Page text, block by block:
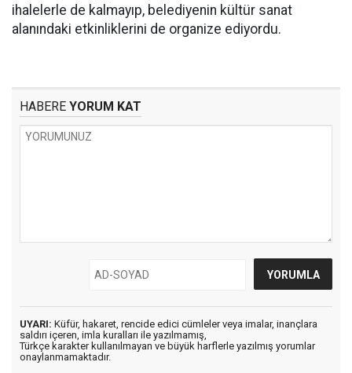
ihalelerle de kalmayıp, belediyenin kültür sanat
alanındaki etkinliklerini de organize ediyordu.
HABERE YORUM KAT
UYARI: Küfür, hakaret, rencide edici cümleler veya imalar, inançlara
saldırı içeren, imla kuralları ile yazılmamış,
Türkçe karakter kullanılmayan ve büyük harflerle yazılmış yorumlar
onaylanmamaktadır.